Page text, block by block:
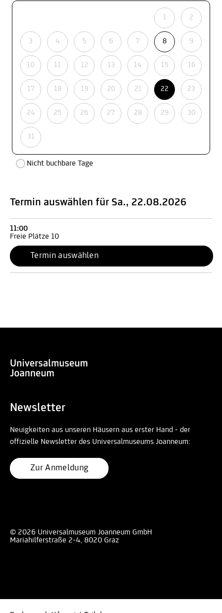
1 2
3 4 5 6 7 8 9
10 11 12 13 14 15 16
17 18 19 20 21 22 23
24 25 26 27 28 29 30
31
Nicht buchbare Tage
Termin auswählen für Sa., 22.08.2026
11:00
Freie Plätze 10
Termin auswählen
Newsletter
Neuigkeiten aus unseren Häusern aus erster Hand - der
offizielle Newsletter des Universalmuseums Joanneum:
Zur Anmeldung
© 2026 Universalmuseum Joanneum GmbH
Mariahilferstraße 2-4, 8020 Graz